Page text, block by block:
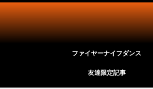
ファイヤーナイフダンス
友達限定記事